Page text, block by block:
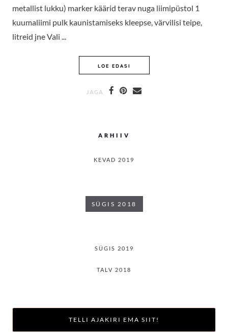
metallist lukku) marker käärid terav nuga liimipüstol 1
kuumaliimi pulk kaunistamiseks kleepse, värvilisi teipe,
litreid jne Vali ...
LOE EDASI
JAGA
ARHIIV
KEVAD 2019
SÜGIS 2018
SÜGIS 2019
TALV 2018
TELLI AJAKIRI EMA SIIT!